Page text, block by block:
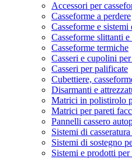
Accessori per
Casseforme a perdere
Casseforme e sistemi
Casseforme slittanti
Casseforme termiche
Casseri e cupolini
Casseri per palificate
Cubettiere,
Disarmanti e
Matrici in polistirolo
Matrici per pareti
Pannelli cassero
Sistemi di
Sistemi di sostegno
Sistemi e prodotti